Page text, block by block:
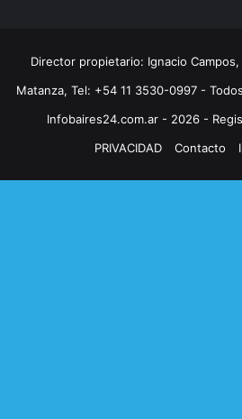
Director propietario: Ignacio
Matanza, Tel: +54 11 3530-0997 -
Infobaires24.com.ar - 2026 -
PRIVACIDAD
Contacto